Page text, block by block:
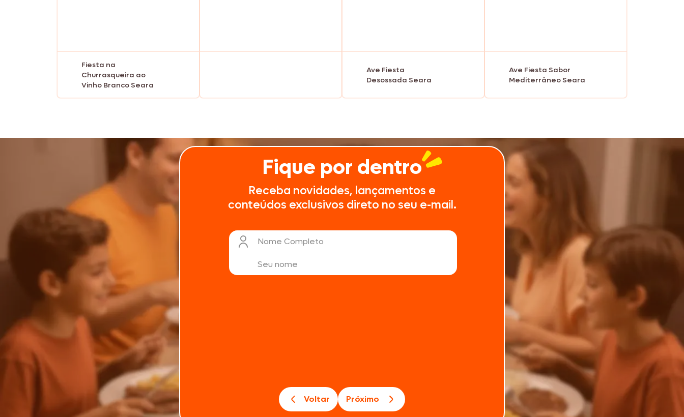
Fiesta na
Churrasqueira ao
Vinho Branco Seara
Ave Fiesta
Desossada Seara
Ave Fiesta Sabor
Mediterrâneo Seara
Fique por dentro
Receba novidades, lançamentos e
conteúdos exclusivos direto no seu e-mail.
Nome Completo Telefone
Voltar Próximo